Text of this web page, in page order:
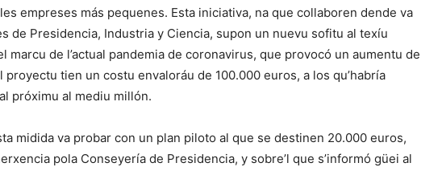
empreses más pequenes. Esta iniciativa, na que collaboren dende va
de Presidencia, Industria y Ciencia, supon un nuevu sofitu al texíu
marcu de l’actual pandemia de coronavirus, que provocó un aumentu de
proyectu tien un costu envaloráu de 100.000 euros, a los qu’habría
próximu al mediu millón.
midida va probar con un plan piloto al que se destinen 20.000 euros,
pola Conseyería de Presidencia, y sobre’l que s’informó güei al